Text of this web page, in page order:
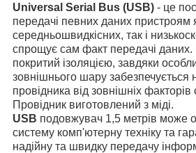
Universal Serial Bus (USB) - це
передачі певних даних пристроям
середньошвидкісних, так і
спрощує сам факт передачі даних.
покритий ізоляцією, завдяки
зовнішнього шару забезпечується
провідника від зовнішніх
Провідник виготовлений з міді.
USB подовжувач 1,5 метрів може
систему комп'ютерну техніку та
надійну та швидку передачу